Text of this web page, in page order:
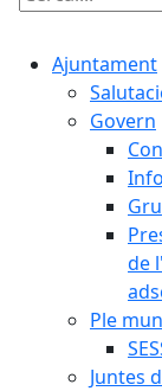
Cercar:
Ajuntament
Govern
de
Ple
Juntes